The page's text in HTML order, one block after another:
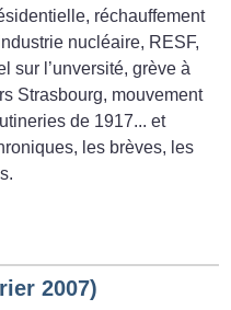
réchauffement
nucléaire, RESF,
sur l’unversité, grève à
Strasbourg, mouvement
de 1917... et
les brèves, les
2007)